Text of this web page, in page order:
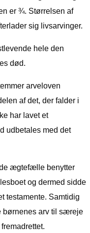
er ¾. Størrelsen af
sig livsarvinger.
hele den
død.
arveloven
af det, der falder i
har lavet et
udbetales med det
ægtefælle benytter
og dermed sidde
testamente. Samtidig
børnenes arv til særeje